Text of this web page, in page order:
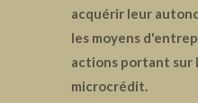
acquérir leur
les moyens
actions portant sur
microcrédit.